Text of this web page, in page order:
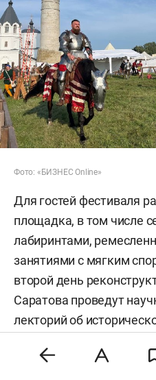
Фото: «БИЗНЕС Online»
Для гостей фестиваля
площадка, в том числе
лабиринтами,
занятиями с мягким
второй день
Саратова проведут
лекторий об
программы доступна